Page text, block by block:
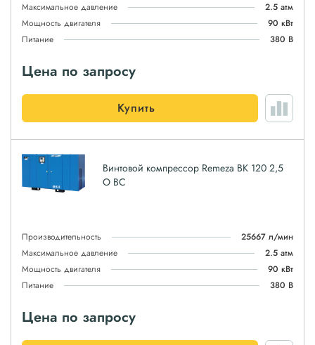
Максимальное давление
2.5 атм
Мощность двигателя
90 кВт
Питание
380 В
Цена по запросу
Купить
Винтовой компрессор Remeza ВК 120 2,5
О ВС
Производительность
25667 л/мин
Максимальное давление
2.5 атм
Мощность двигателя
90 кВт
Питание
380 В
Цена по запросу